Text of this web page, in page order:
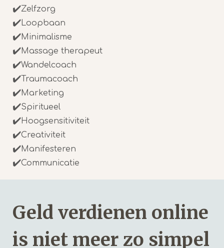
✔️Zelfzorg
✔️Loopbaan
✔️Minimalisme
✔️Massage therapeut
✔️Wandelcoach
✔️ Traumacoach
✔️Marketing
✔️Spiritueel
✔️Hoogsensitiviteit
✔️Creativiteit
✔️Manifesteren
✔️Communicatie
Geld verdienen online
is niet meer zo simpel